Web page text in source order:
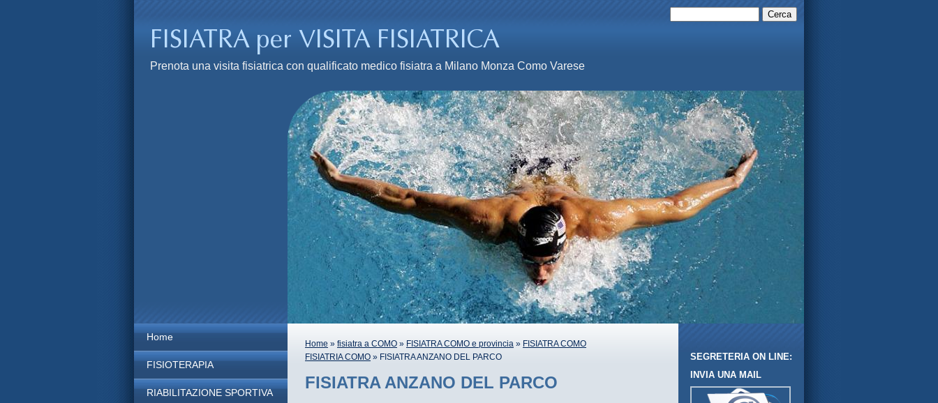
Prenota una visita fisiatrica con qualificato medico fisiatra a Milano Monza Como Varese
Home
FISIOTERAPIA
RIABILITAZIONE SPORTIVA
Home » fisiatra a COMO » FISIATRA COMO e provincia » FISIATRA COMO
FISIATRIA COMO » FISIATRA ANZANO DEL PARCO
FISIATRA ANZANO DEL PARCO
SEGRETERIA ON LINE:
INVIA UNA MAIL